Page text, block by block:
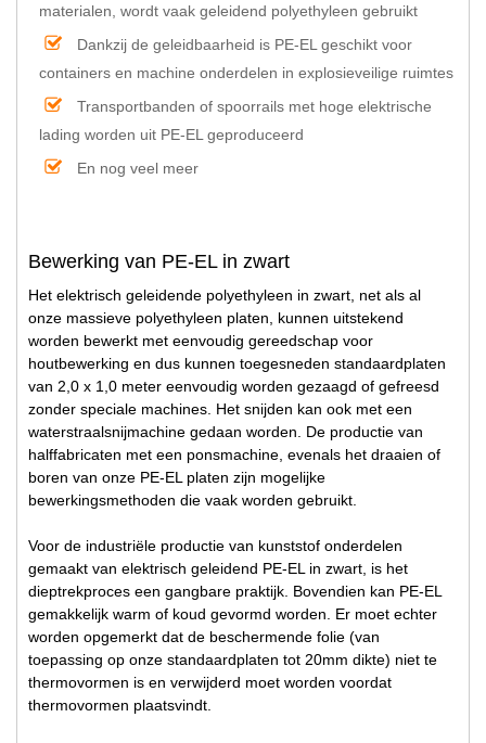
materialen, wordt vaak geleidend polyethyleen gebruikt
Dankzij de geleidbaarheid is PE-EL geschikt voor
containers en machine onderdelen in explosieveilige ruimtes
Transportbanden of spoorrails met hoge elektrische
lading worden uit PE-EL geproduceerd
En nog veel meer
Bewerking van PE-EL in zwart
Het elektrisch geleidende polyethyleen in zwart, net als al
onze massieve polyethyleen platen, kunnen uitstekend
worden bewerkt met eenvoudig gereedschap voor
houtbewerking en dus kunnen toegesneden standaardplaten
van 2,0 x 1,0 meter eenvoudig worden gezaagd of gefreesd
zonder speciale machines. Het snijden kan ook met een
waterstraalsnijmachine gedaan worden. De productie van
halffabricaten met een ponsmachine, evenals het draaien of
boren van onze PE-EL platen zijn mogelijke
bewerkingsmethoden die vaak worden gebruikt.
Voor de industriële productie van kunststof onderdelen
gemaakt van elektrisch geleidend PE-EL in zwart, is het
dieptrekproces een gangbare praktijk. Bovendien kan PE-EL
gemakkelijk warm of koud gevormd worden. Er moet echter
worden opgemerkt dat de beschermende folie (van
toepassing op onze standaardplaten tot 20mm dikte) niet te
thermovormen is en verwijderd moet worden voordat
thermovormen plaatsvindt.